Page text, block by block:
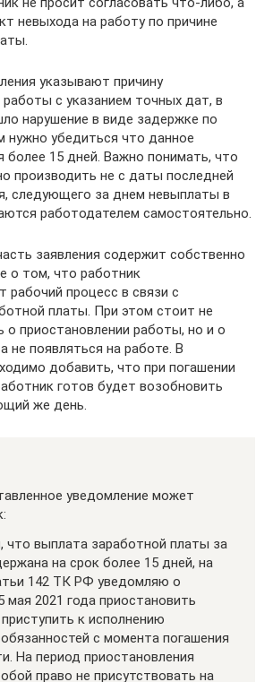
невыхода на работу по причине
указывают причину
работы с указанием точных дат, в
нарушение в виде задержке по
нужно убедиться что данное
более 15 дней. Важно понимать, что
производить не с даты последней
следующего за днем невыплаты в
работодателем самостоятельно.
заявления содержит собственно
о том, что работник
рабочий процесс в связи с
платы. При этом стоит не
приостановлении работы, но и о
не появляться на работе. В
добавить, что при погашении
готов будет возобновить
же день.
уведомление может
что выплата заработной платы за
на срок более 15 дней, на
142 ТК РФ уведомляю о
мая 2021 года приостановить
к исполнению
с момента погашения
На период приостановления
право не присутствовать на